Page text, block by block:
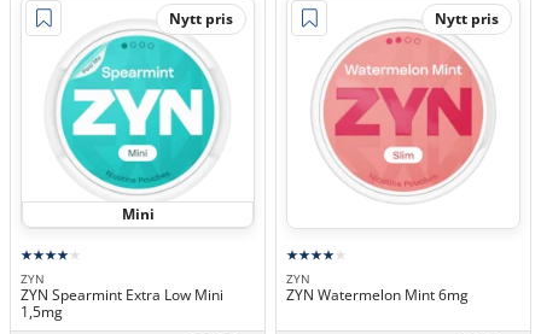
Nytt pris
Mini
ZYN
ZYN Spearmint Extra Low Mini
1,5mg
Nytt pris
ZYN
ZYN Watermelon Mint 6mg